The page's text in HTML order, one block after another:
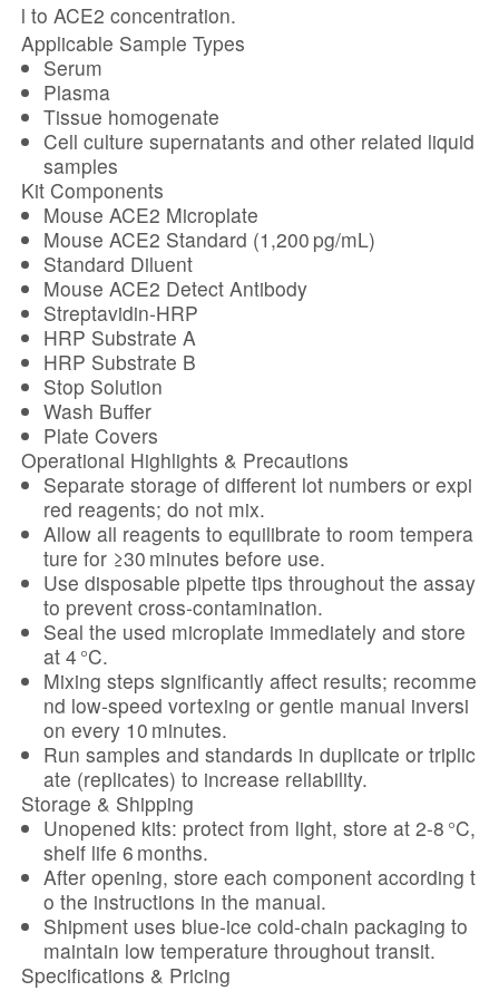
l to ACE2 concentration.
Applicable Sample Types
Serum
Plasma
Tissue homogenate
Cell culture supernatants and other related liquid
samples
Kit Components
Mouse ACE2 Microplate
Mouse ACE2 Standard (1,200 pg/mL)
Standard Diluent
Mouse ACE2 Detect Antibody
Streptavidin‑HRP
HRP Substrate A
HRP Substrate B
Stop Solution
Wash Buffer
Plate Covers
Operational Highlights & Precautions
Separate storage of different lot numbers or expi
red reagents; do not mix.
Allow all reagents to equilibrate to room tempera
ture for ≥30 minutes before use.
Use disposable pipette tips throughout the assay
to prevent cross‑contamination.
Seal the used microplate immediately and store
at 4 °C.
Mixing steps significantly affect results; recomme
nd low‑speed vortexing or gentle manual inversi
on every 10 minutes.
Run samples and standards in duplicate or triplic
ate (replicates) to increase reliability.
Storage & Shipping
Unopened kits: protect from light, store at 2‑8 °C,
shelf life 6 months.
After opening, store each component according t
o the instructions in the manual.
Shipment uses blue‑ice cold‑chain packaging to
maintain low temperature throughout transit.
Specifications & Pricing